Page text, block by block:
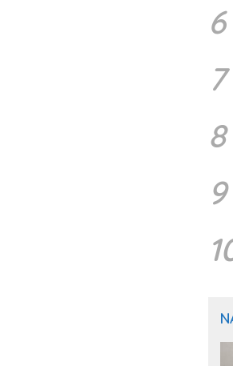
6
7
8
9